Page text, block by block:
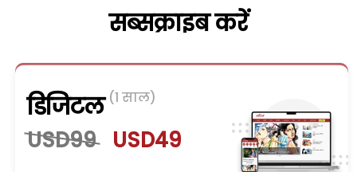
सब्सक्राइब करें
डिजिटल (1 साल)
USD99 USD49